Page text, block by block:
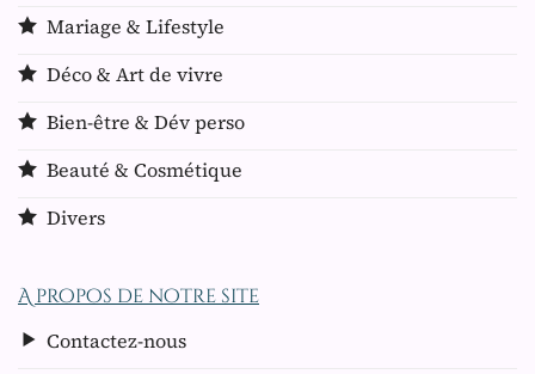
Mariage & Lifestyle
Déco & Art de vivre
Bien-être & Dév perso
Beauté & Cosmétique
Divers
A propos de notre site
Contactez-nous